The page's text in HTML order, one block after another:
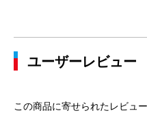
ユーザーレビュー
この商品に寄せられたレビュ